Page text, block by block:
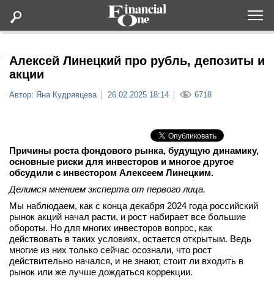
Статьи
Lifestyle
Мероприятия
Новости
Интервью
Алексей Линецкий про рубль, депозиты и
акции
Автор: Яна Кудрявцева 26.02.2025 18:14 6718
Причины роста фондового рынка, будущую динамику,
основные риски для инвесторов и многое другое
обсудили с инвестором Алексеем Линецким.
Делимся мнением эксперта от первого лица.
Мы наблюдаем, как с конца декабря 2024 года российский
рынок акций начал расти, и рост набирает все большие
обороты. Но для многих инвесторов вопрос, как
действовать в таких условиях, остается открытым. Ведь
многие из них только сейчас осознали, что рост
действительно начался, и не знают, стоит ли входить в
рынок или же лучше дождаться коррекции.